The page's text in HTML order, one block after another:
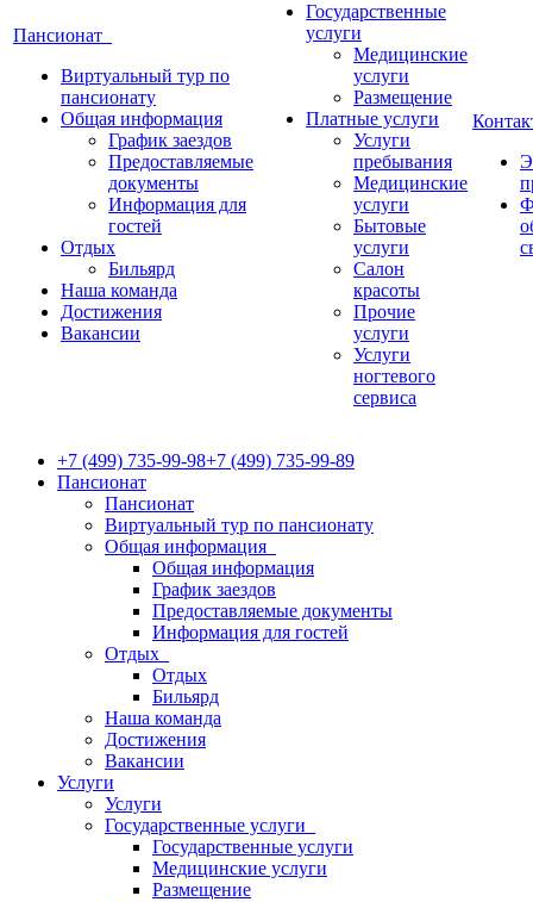
Пансионат
Виртуальный тур по
пансионату
Общая информация
График заездов
Предоставляемые
документы
Информация для
гостей
Отдых
Бильярд
Наша команда
Достижения
Вакансии
Государственные
услуги
Медицинские
услуги
Размещение
Платные услуги
Услуги
пребывания
Медицинские
услуги
Бытовые
услуги
Салон
красоты
Прочие
услуги
Услуги
ногтевого
сервиса
+7 (499) 735-99-98+7 (499) 735-99-89
Пансионат
Пансионат
Виртуальный тур по пансионату
Общая информация
Общая информация
График заездов
Предоставляемые документы
Информация для гостей
Отдых
Отдых
Бильярд
Наша команда
Достижения
Вакансии
Услуги
Услуги
Государственные услуги
Государственные услуги
Медицинские услуги
Размещение